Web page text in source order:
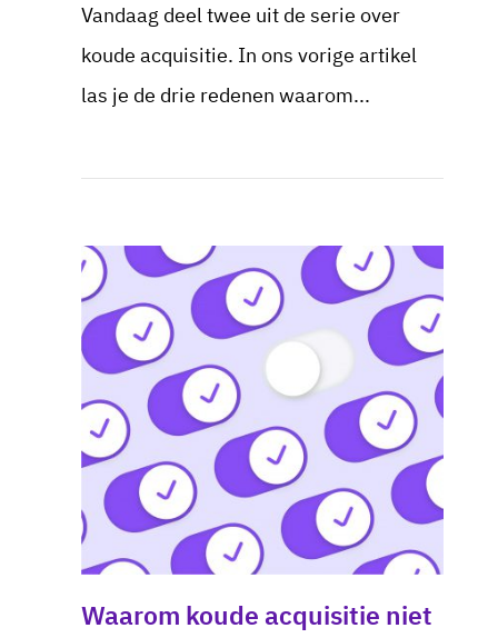
Vandaag deel twee uit de serie over
koude acquisitie. In ons vorige artikel
las je de drie redenen waarom...
Waarom koude acquisitie niet